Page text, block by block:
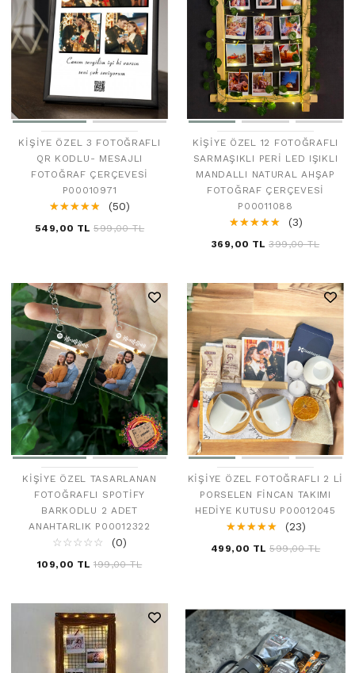
KIŞIYE ÖZEL 3 FOTOĞRAFLI
QR KODLU- MESAJLI
FOTOĞRAF ÇERÇEVESI
P00010971
☆☆☆☆☆
★★★★★ (50)
549,00 TL 599,00 TL
KIŞIYE ÖZEL 12 FOTOĞRAFLI
SARMAŞIKLI PERI LED IŞIKLI
MANDALLI NATURAL AHŞAP
FOTOĞRAF ÇERÇEVESI
P00011088
☆☆☆☆☆
★★★★★ (3)
369,00 TL 399,00 TL
KIŞIYE ÖZEL TASARLANAN
FOTOĞRAFLI SPOTIFY
BARKODLU 2 ADET
ANAHTARLIK P00012322
☆ ☆ ☆ ☆ ☆
★ ★ ★ ★ ★ (0)
109,00 TL 199,00 TL
KIŞIYE ÖZEL FOTOĞRAFLI 2 LI
PORSELEN FINCAN TAKIMI
HEDIYE KUTUSU P00012045
☆☆☆☆☆
★★★★★ (23)
499,00 TL 599,00 TL